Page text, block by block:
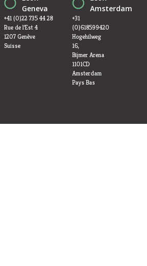
Geneva
+41 (0)22 735 44 28
Rue de l’Est 4
1207 Genève
Suisse
Amsterdam
+31
(0)618599420
Hogehilweg
16,
Bijmer Arena
1101CD
Amsterdam
Pays Bas